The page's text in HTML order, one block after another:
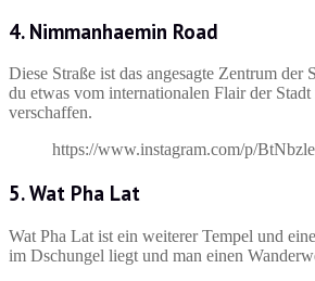
4. Nimmanhaemin Road
Diese Straße ist das angesagte Zentrum
du etwas vom internationalen Flair der
verschaffen.
https://www.instagram.com/p/
5. Wat Pha Lat
Wat Pha Lat ist ein weiterer Tempel und
im Dschungel liegt und man einen